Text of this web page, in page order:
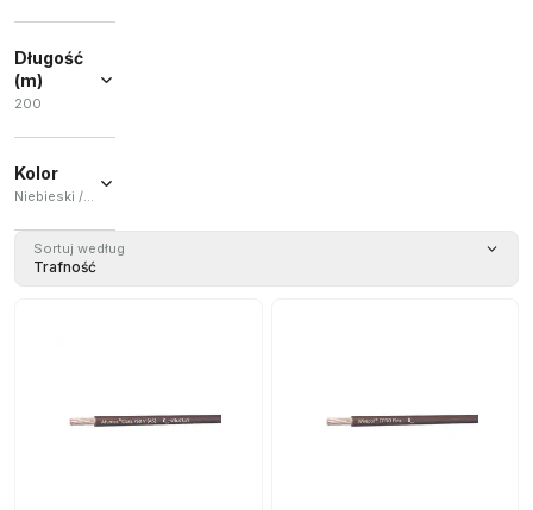
2,5 (2
Długość
(m)
200
Kolor
Niebieski / Zielony/Żółty / Brązowy
(2 )
Zielony/
Sortuj według
Trafność